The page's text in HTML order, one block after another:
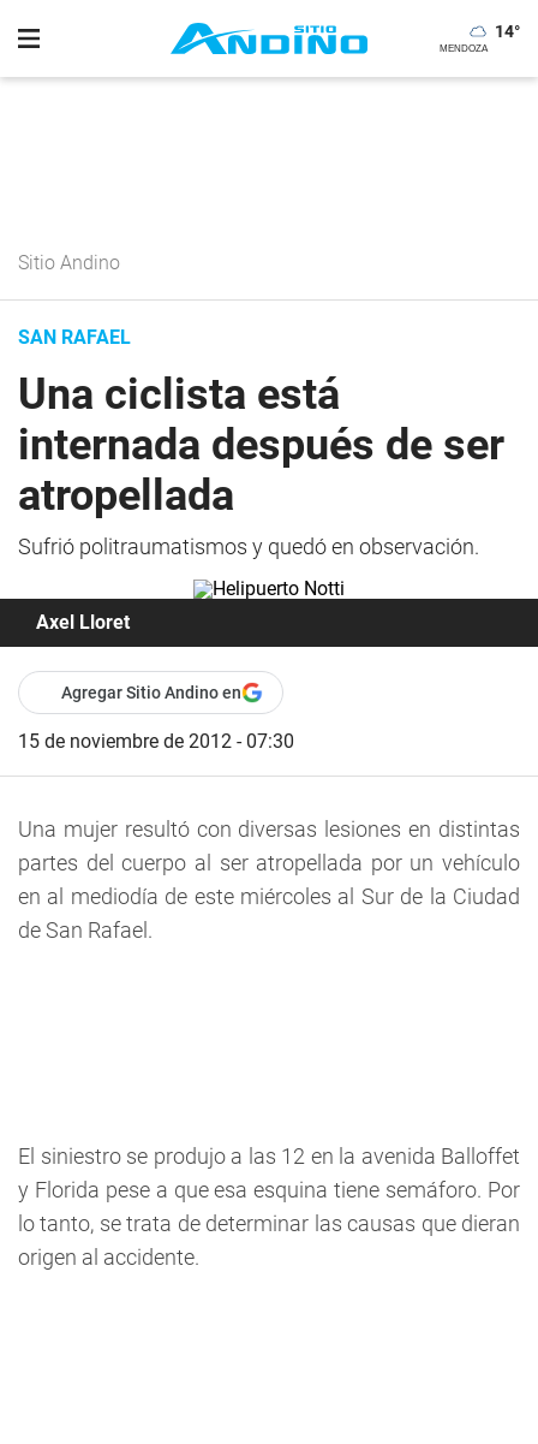
14°
Sitio Andino
SAN RAFAEL
Una ciclista está
internada después de ser
atropellada
Sufrió politraumatismos y quedó en observación.
Axel Lloret
Agregar Sitio Andino en
15 de noviembre de 2012 - 07:30
Una mujer resultó con diversas lesiones en distintas
partes del cuerpo al ser atropellada por un vehículo
en al mediodía de este miércoles al Sur de la Ciudad
de San Rafael.
El siniestro se produjo a las 12 en la avenida Balloffet
y Florida pese a que esa esquina tiene semáforo. Por
lo tanto, se trata de determinar las causas que dieran
origen al accidente.